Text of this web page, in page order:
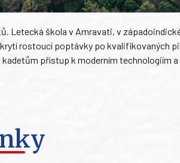
Letecká škola v Amravati, v
rostoucí poptávky po kvalifikovaných
přístup k moderním technologiím